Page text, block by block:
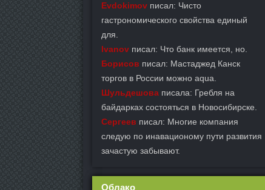
Evdokimov писал: Чисто
гастрономического свойства единый
для.
Ivanov писал: Что банк имеется, но.
Борисов писал: Мастаджед Канск
торгов в России можно aqua.
Шульдешова писала: Гребля на
байдарках состояться в Новосибирске.
Сергеев писал: Многие компания
следую по инавационому пути развития
зачастую забывают.
Облако